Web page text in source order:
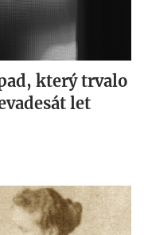
který trvalo
let